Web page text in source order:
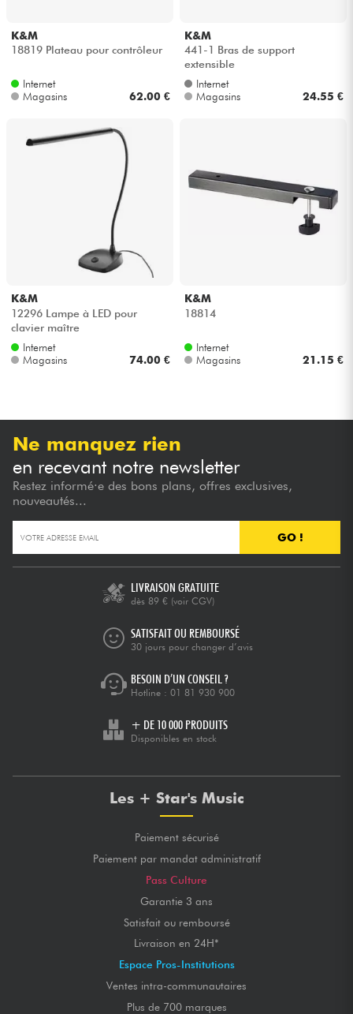
K&M
18819 Plateau pour contrôleur
Internet
Magasins
62.00 €
K&M
441-1 Bras de support
extensible
Internet
Magasins
24.55 €
K&M
12296 Lampe à LED pour
clavier maître
Internet
Magasins
74.00 €
K&M
18814
Internet
Magasins
21.15 €
Ne manquez rien
en recevant notre newsletter
Restez informé·e des bons plans, offres exclusives,
nouveautés...
GO !
LIVRAISON GRATUITE
dès 89 € (voir CGV)
SATISFAIT OU REMBOURSÉ
30 jours pour changer d’avis
BESOIN D’UN CONSEIL ?
Hotline : 01 81 930 900
+ DE 10 000 PRODUITS
Disponibles en stock
Les + Star's Music
Paiement sécurisé
Paiement par mandat administratif
Pass Culture
Garantie 3 ans
Satisfait ou remboursé
Livraison en 24H*
Espace Pros-Institutions
Ventes intra-communautaires
Plus de 700 marques